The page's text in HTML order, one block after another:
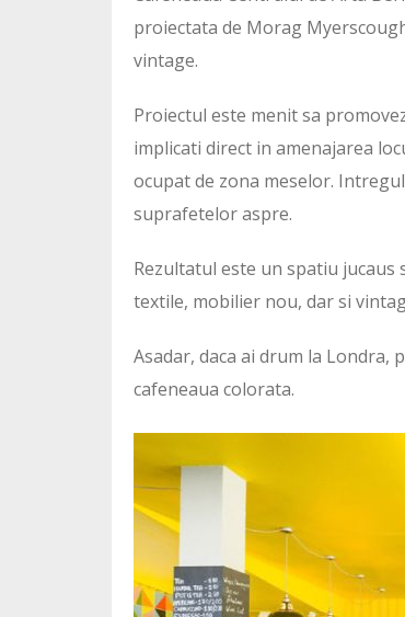
proiectata de Morag
vintage.
Proiectul este menit sa
implicati direct in amenajarea
ocupat de zona meselor.
suprafetelor aspre.
Rezultatul este un spatiu jucaus
textile, mobilier nou, dar si
Asadar, daca ai drum la Londra,
cafeneaua colorata.